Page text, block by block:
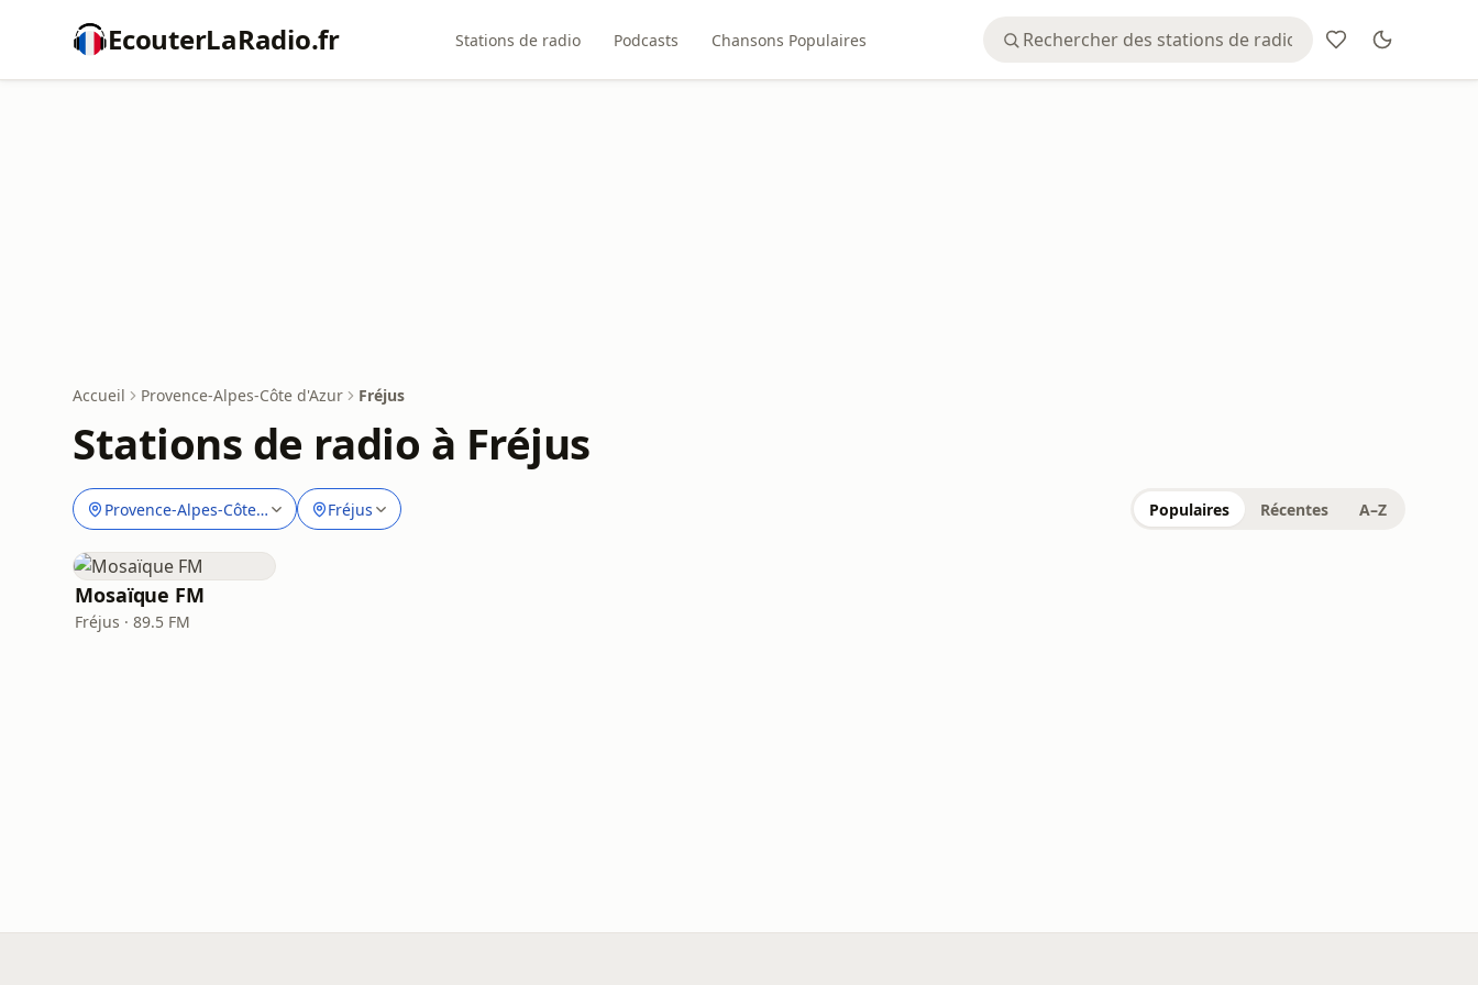
EcouterLaRadio.fr Stations de radio Podcasts Chansons Populaires
Accueil Provence-Alpes-Côte d'Azur Fréjus
Stations de radio à Fréjus
Provence-Alpes-Côte d'Azur Fréjus Populaires Récentes A–Z
Mosaïque FM
Fréjus · 89.5 FM